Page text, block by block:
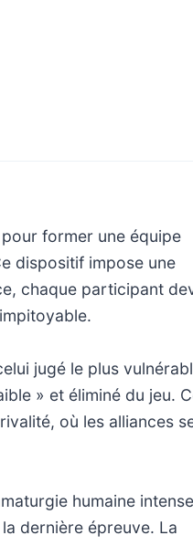
former une équipe
dispositif impose une
chaque participant
jugé le plus
» et éliminé du jeu.
où les alliances
humaine
dernière épreuve. La